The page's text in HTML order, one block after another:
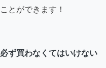
とができます！
ず買わなくてはいけない